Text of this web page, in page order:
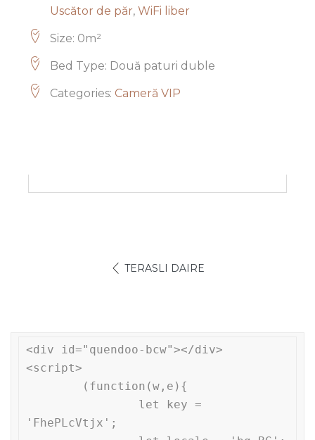
Uscător de păr,WiFi liber
Size: 0m²
Bed Type: Două paturi duble
Categories: Cameră VIP
TERASLI DAIRE
<div id="quendoo-bcw"></div>
<script>
'FhePLcVtjx';